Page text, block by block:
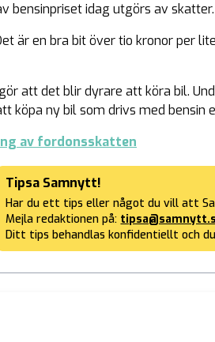
bensinpriset idag utgörs av skatter.
är en bra bit över tio kronor per
att det blir dyrare att köra bil.
köpa ny bil som drivs med bensin
av fordonsskatten
Tipsa Samnytt!
Har du ett tips eller något du vill att
Mejla redaktionen på:
Ditt tips behandlas konfidentiellt och